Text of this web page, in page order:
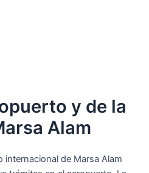
y de la
Alam
internacional de Marsa Alam